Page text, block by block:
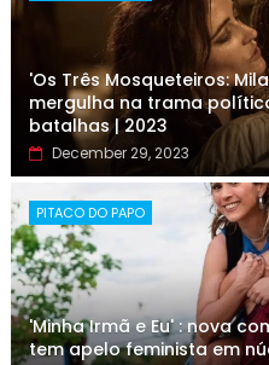
'Os Três Mosqueteiros:
mergulha na trama
batalhas | 2023
December 29, 2023
PITACO DO PAPO
'Minha Irmã e Eu' : nova
tem apelo feminista em